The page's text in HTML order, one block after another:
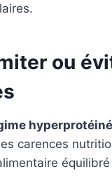
ou
hyperprotéiné
carences